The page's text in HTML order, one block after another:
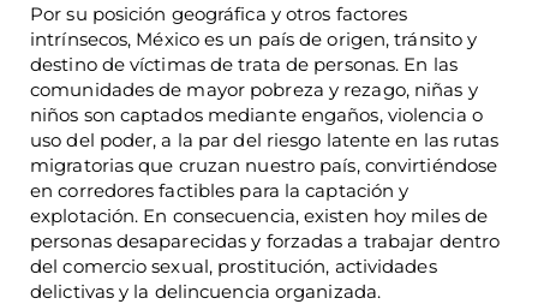
Por su posición geográfica y otros factores
intrínsecos, México es un país de origen, tránsito y
destino de víctimas de trata de personas. En las
comunidades de mayor pobreza y rezago, niñas y
niños son captados mediante engaños, violencia o
uso del poder, a la par del riesgo latente en las rutas
migratorias que cruzan nuestro país, convirtiéndose
en corredores factibles para la captación y
explotación. En consecuencia, existen hoy miles de
personas desaparecidas y forzadas a trabajar dentro
del comercio sexual, prostitución, actividades
delictivas y la delincuencia organizada.